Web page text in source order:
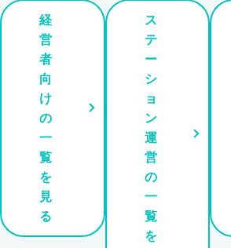
経
営
者
向
け
の
一
覧
を
見
る
ス
テ
ー
シ
ョ
ン
運
営
の
一
覧
を